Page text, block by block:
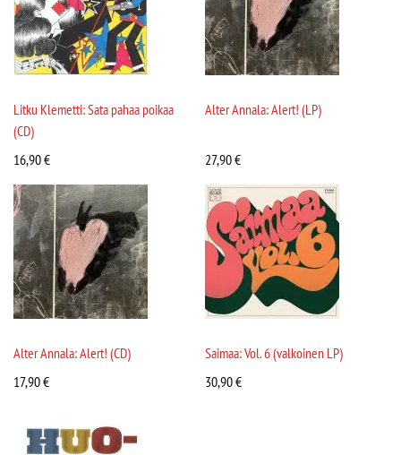
Litku Klemetti: Sata pahaa poikaa
(CD)
16,90€
Alter Annala: Alert! (LP)
27,90€
Alter Annala: Alert! (CD)
17,90€
Saimaa: Vol. 6 (valkoinen LP)
30,90€